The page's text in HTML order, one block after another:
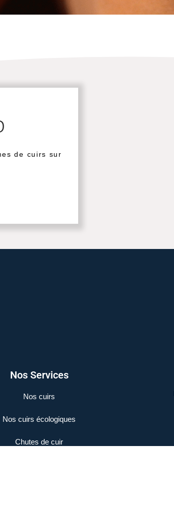
de cuirs sur
Nos Services
Nos cuirs
Nos cuirs écologiques
Chutes de cuir